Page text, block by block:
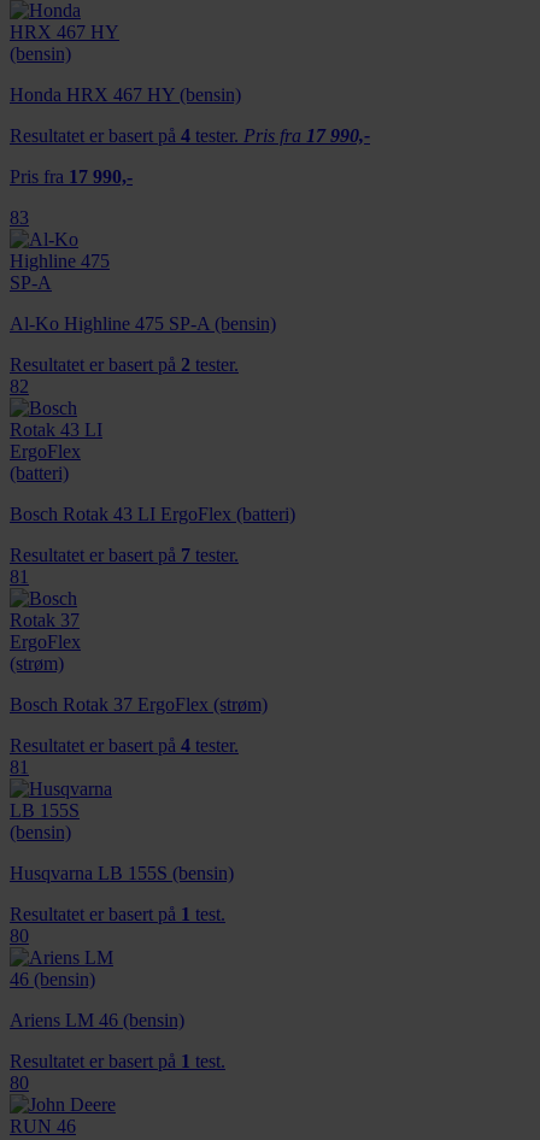
Honda HRX 467 HY (bensin)
Resultatet er basert på 4 tester. Pris fra 17 990,-
Pris fra 17 990,-
83
Al-Ko Highline 475 SP-A (bensin)
Resultatet er basert på 2 tester.
82
Bosch Rotak 43 LI ErgoFlex (batteri)
Resultatet er basert på 7 tester.
81
Bosch Rotak 37 ErgoFlex (strøm)
Resultatet er basert på 4 tester.
81
Husqvarna LB 155S (bensin)
Resultatet er basert på 1 test.
80
Ariens LM 46 (bensin)
Resultatet er basert på 1 test.
80